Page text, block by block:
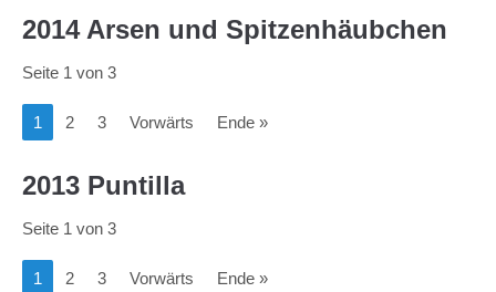
2014 Arsen und Spitzenhäubchen
Seite 1 von 3
1 2 3 Vorwärts Ende »
2013 Puntilla
Seite 1 von 3
1 2 3 Vorwärts Ende »